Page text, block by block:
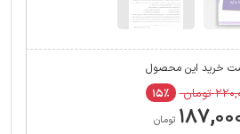
خرید این محصول
تومان ۱۵٪
تومان